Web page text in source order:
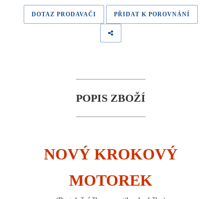
DOTAZ PRODAVAČI PŘIDAT K POROVNÁNÍ
POPIS ZBOŽÍ
NOVÝ KROKOVÝ
MOTOREK